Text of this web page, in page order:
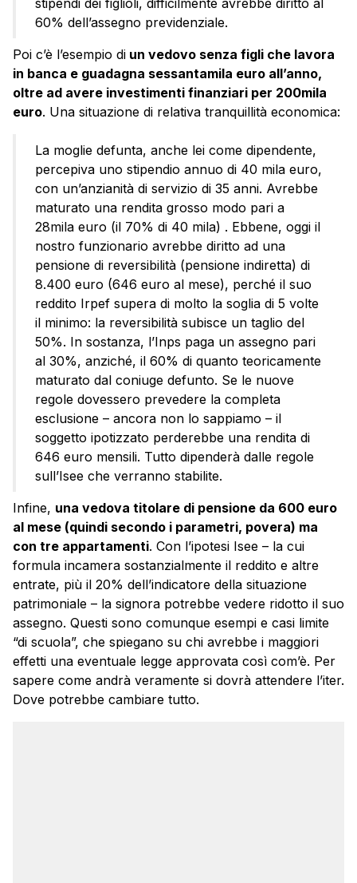
60% dell’assegno previdenziale.
Poi c’è l’esempio di un vedovo senza figli che lavora
in banca e guadagna sessantamila euro all’anno,
oltre ad avere investimenti finanziari per 200mila
euro. Una situazione di relativa tranquillità economica:
La moglie defunta, anche lei come dipendente,
percepiva uno stipendio annuo di 40 mila euro,
con un’anzianità di servizio di 35 anni. Avrebbe
maturato una rendita grosso modo pari a
28mila euro (il 70% di 40 mila) . Ebbene, oggi il
nostro funzionario avrebbe diritto ad una
pensione di reversibilità (pensione indiretta) di
8.400 euro (646 euro al mese), perché il suo
reddito Irpef supera di molto la soglia di 5 volte
il minimo: la reversibilità subisce un taglio del
50%. In sostanza, l’Inps paga un assegno pari
al 30%, anziché, il 60% di quanto teoricamente
maturato dal coniuge defunto. Se le nuove
regole dovessero prevedere la completa
esclusione – ancora non lo sappiamo – il
soggetto ipotizzato perderebbe una rendita di
646 euro mensili. Tutto dipenderà dalle regole
sull’Isee che verranno stabilite.
Infine, una vedova titolare di pensione da 600 euro
al mese (quindi secondo i parametri, povera) ma
con tre appartamenti. Con l’ipotesi Isee – la cui
formula incamera sostanzialmente il reddito e altre
entrate, più il 20% dell’indicatore della situazione
patrimoniale – la signora potrebbe vedere ridotto il suo
assegno. Questi sono comunque esempi e casi limite
“di scuola”, che spiegano su chi avrebbe i maggiori
effetti una eventuale legge approvata così com’è. Per
sapere come andrà veramente si dovrà attendere l’iter.
Dove potrebbe cambiare tutto.